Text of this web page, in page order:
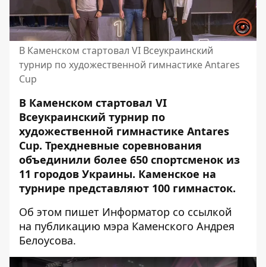
В Каменском стартовал VI Всеукраинский
турнир по художественной гимнастике Antares
Cup
В Каменском стартовал VI
Всеукраинский турнир по
художественной гимнастике Antares
Cup. Трехдневные соревнования
объединили более 650 спортсменок из
11 городов Украины. Каменское на
турнире представляют 100 гимнасток.
Об этом пишет Информатор со ссылкой
на публикацию мэра Каменского Андрея
Белоусова.